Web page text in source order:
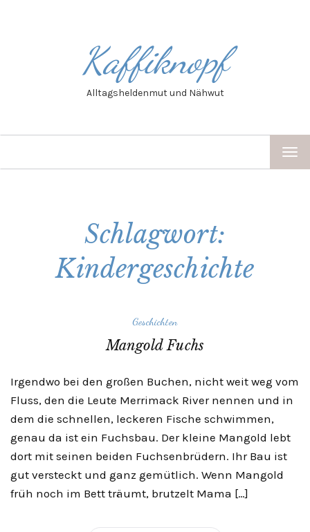
Kaffiknopf
Alltagsheldenmut und Nähwut
Schlagwort:
Kindergeschichte
Geschichten
Mangold Fuchs
Irgendwo bei den großen Buchen, nicht weit weg vom
Fluss, den die Leute Merrimack River nennen und in
dem die schnellen, leckeren Fische schwimmen,
genau da ist ein Fuchsbau. Der kleine Mangold lebt
dort mit seinen beiden Fuchsenbrüdern. Ihr Bau ist
gut versteckt und ganz gemütlich. Wenn Mangold
früh noch im Bett träumt, brutzelt Mama […]